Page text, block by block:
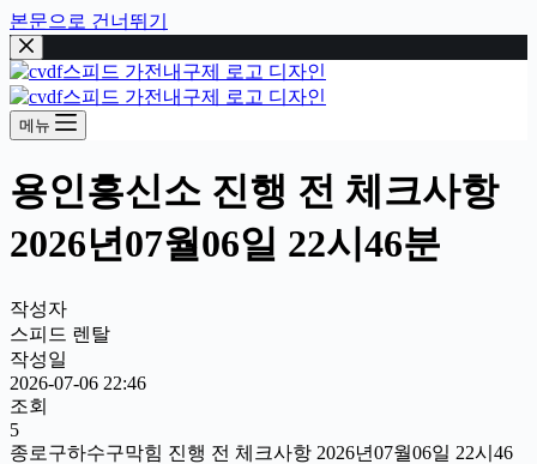
본문으로 건너뛰기
메뉴
용인흥신소 진행 전 체크사항
2026년07월06일 22시46분
작성자
스피드 렌탈
작성일
2026-07-06 22:46
조회
5
종로구하수구막힘 진행 전 체크사항 2026년07월06일 22시46